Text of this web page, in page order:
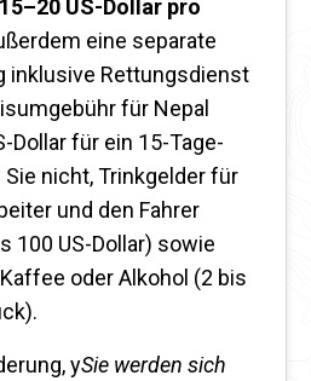
15–20 US-Dollar pro
eine separate
inklusive Rettungsdienst
für Nepal
Dollar für ein 15-Tage-
nicht, Trinkgelder für
und den Fahrer
100 US-Dollar) sowie
oder Alkohol (2 bis
ySie werden sich